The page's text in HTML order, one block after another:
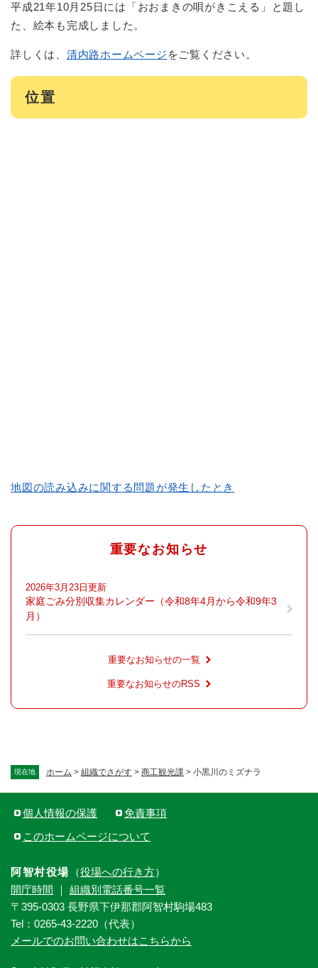
現在地 ホーム > 組織でさがす > 商工観光課 > 小黒川のミズナラ
平成21年10月25日には「おおまきの唄がきこえる」と題し
た、絵本も完成しました。
詳しくは、 清内路ホームページ をご覧ください。
位置
地図の読み込みに関する問題が発生したとき
重要なお知らせ
2026年3月23日更新
家庭ごみ分別収集カレンダー（令和8年4月から令和9年3
月）
重要なお知らせの一覧
重要なお知らせのRSS
個人情報の保護
免責事項
このホームページについて
阿智村役場 （役場への行き方）
開庁時間 ｜ 組織別電話番号一覧
〒395-0303 長野県下伊那郡阿智村駒場483
Tel：0265-43-2220（代表）
メールでのお問い合わせはこちらから